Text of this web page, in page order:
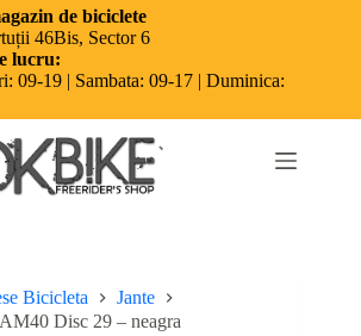
de biciclete
46Bis, Sector 6
lucru:
09-19 | Sambata: 09-17 | Duminica:
Bicicleta
Jante
Disc 29 – neagra